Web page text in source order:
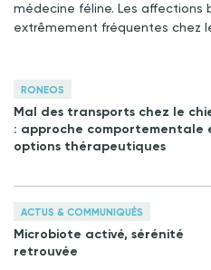
médecine féline. Les affections
extrêmement fréquentes chez
RONEOS
Mal des transports chez le
: approche comportementale
options thérapeutiques
ACTUS & COMMUNIQUÉS
Microbiote activé, sérénité
retrouvée